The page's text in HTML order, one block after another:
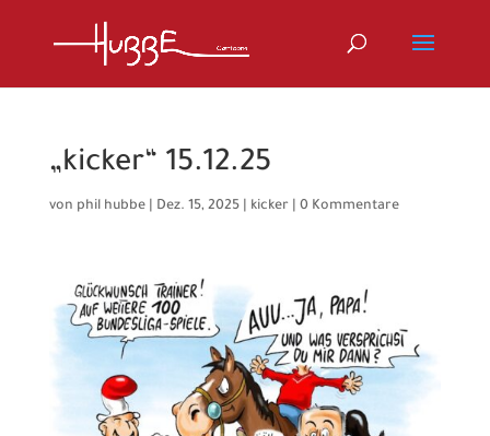
„kicker“ 15.12.25
von phil hubbe| Dez. 15, 2025| kicker| 0 Kommentare